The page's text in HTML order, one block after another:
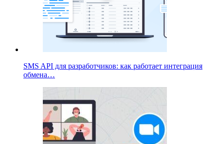
SMS API для разработчиков: как работает интеграция
обмена…